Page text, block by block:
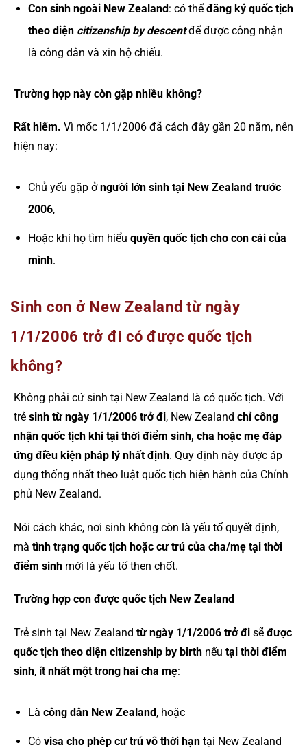
Con sinh ngoài New Zealand: có thểđăng ký quốc tịch
theo diện citizenship by descentđể được công nhận
là công dân và xin hộ chiếu.
Trường hợp này còn gặp nhiều không?
Rất hiếm. Vì mốc 1/1/2006 đã cách đây gần 20 năm, nên
hiện nay:
Chủ yếu gặp ởngười lớn sinh tại New Zealand trước
2006,
Hoặc khi họ tìm hiểu quyền quốc tịch cho con cái của
mình.
Sinh con ở New Zealand từ ngày
1/1/2006 trở đi có được quốc tịch
không?
Không phải cứ sinh tại New Zealand là có quốc tịch. Với
trẻ sinh từ ngày 1/1/2006 trở đi, New Zealand chỉ công
nhận quốc tịch khi tại thời điểm sinh, cha hoặc mẹ đáp
ứng điều kiện pháp lý nhất định. Quy định này được áp
dụng thống nhất theo luật quốc tịch hiện hành của Chính
phủ New Zealand.
Nói cách khác, nơi sinh không còn là yếu tố quyết định,
mà tình trạng quốc tịch hoặc cư trú của cha/mẹ tại thời
điểm sinh mới là yếu tố then chốt.
Trường hợp con được quốc tịch New Zealand
Trẻ sinh tại New Zealand từ ngày 1/1/2006 trở đi sẽ được
quốc tịch theo diện citizenship by birth nếu tại thời điểm
sinh, ít nhất một trong hai cha mẹ:
Là công dân New Zealand , hoặc
Có visa cho phép cư trú vô thời hạntại New Zealand